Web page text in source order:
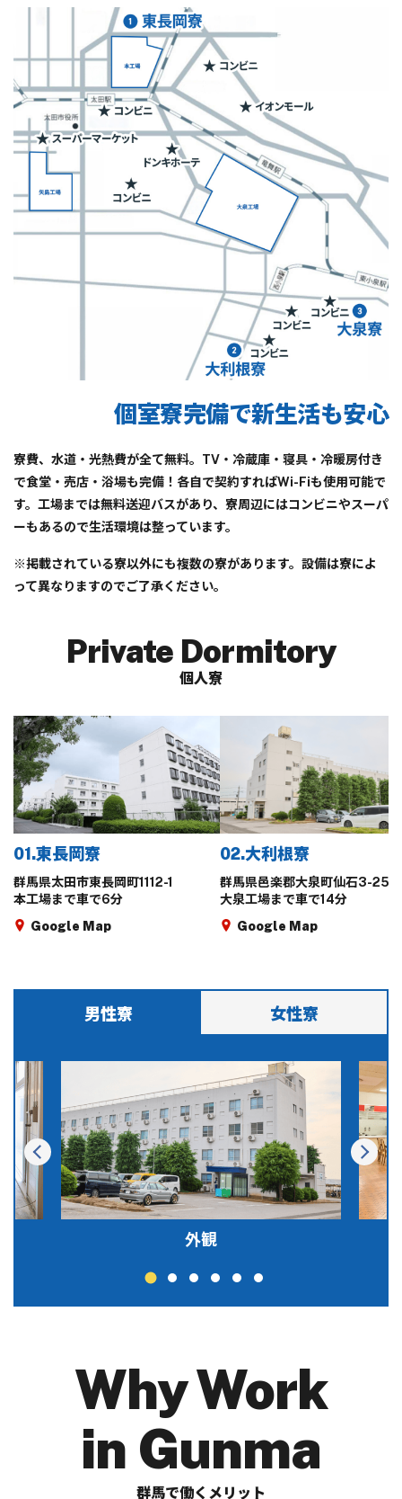
個室寮完備で新生活も安心
寮費、水道・光熱費が全て無料。TV・冷蔵庫・寝具・冷暖房付き
で食堂・売店・浴場も完備！各自で契約すればWi-Fiも使用可能で
す。工場までは無料送迎バスがあり、寮周辺にはコンビニやスーパ
ーもあるので生活環境は整っています。
※掲載されている寮以外にも複数の寮があります。設備は寮によ
って異なりますのでご了承ください。
Private Dormitory
個人寮
01.東長岡寮
群馬県太田市東長岡町1112-1
本工場まで車で6分
Google Map
02.大利根寮
群馬県邑楽郡大泉町仙石3-25-1
大泉工場まで車で14分
Google Map
男性寮 女性寮
外観
Why Work
in Gunma
群馬で働くメリット